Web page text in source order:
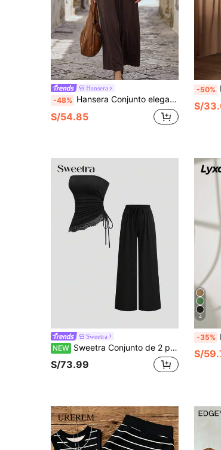
Hansera
-48% Hansera Conjunto elegante de 2 piezas para mujer, con blusa de cintura fruncida y falda plisada en línea A, adecuado para atuendo de uso diario
S/54.85
-50%
S/
Sweetra
NEW Sweetra Conjunto de 2 piezas para mujer con top bandeau con cordón lateral y ribete de encaje, pantalones sueltos con cordón, estilo casual diario, sexy, elegante y minimalista
S/73.99
4
-35%
S/